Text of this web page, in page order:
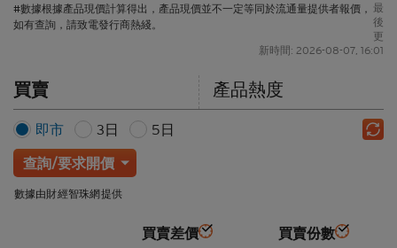
#數據根據產品現價計算得出，產品現價並不一定等同於流通量提供者報價，
如有查詢，請致電發行商熱綫。
最
後
更
新時間: 2026-08-07, 16:01
買賣 產品熱度
即市 3日 5日
查詢/要求開價
數據由財經智珠網提供
買賣差價
買賣份數